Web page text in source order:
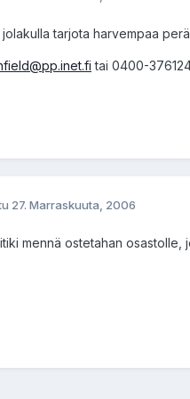
tarjota harvempaa
tai 0400-
27. Marraskuuta, 2006
mennä ostetahan osastolle,